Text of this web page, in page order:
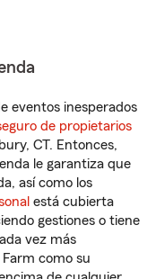
eventos inesperados
de propietarios
CT. Entonces,
le garantiza que
así como los
está cubierta
gestiones o tiene
vez más
como su